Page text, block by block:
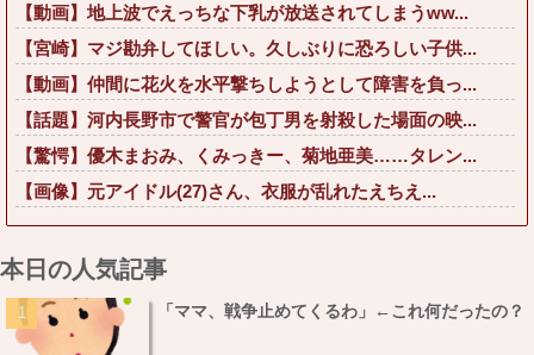
【動画】地上波でえっちな下乳が放送されてしまうww...
【宮崎】マジ勘弁してほしい。久しぶりに恐ろしい子供...
【動画】仲間に花火を水平撃ちしようとして障害を負っ...
【話題】河内長野市で警官が包丁男を射殺した場面の映...
【驚愕】優木まおみ、くみっきー、菊地亜美……タレン...
【画像】元アイドル(27)さん、衣服が乱れたえちえ...
本日の人気記事
「ママ、戦争止めてくるわ」←これ何だったの？